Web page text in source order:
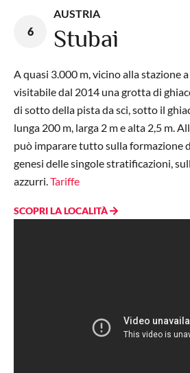
6
AUSTRIA
Stubai
A quasi 3.000 m, vicino alla stazione
visitabile dal 2014 una grotta di
di sotto della pista da sci, sotto il
lunga 200 m, larga 2 m e alta 2,5 m.
può imparare tutto sulla formazione
genesi delle singole stratificazioni,
azzurri.Tariffe
SCOPRI LA LOCALITÀ